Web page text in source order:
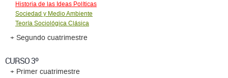
Historia de las Ideas Políticas
Sociedad y Medio Ambiente
Teoría Sociológica Clásica
+ Segundo cuatrimestre
CURSO 3º
+ Primer cuatrimestre